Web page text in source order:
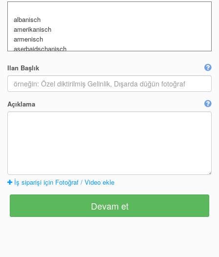
Ilan Başlık
Açıklama
İş siparişi için Fotoğraf / Video ekle